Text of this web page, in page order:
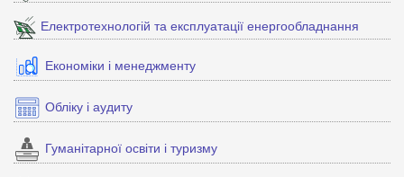
Електротехнологій та експлуатації енергообладнання
Економіки і менеджменту
Обліку і аудиту
Гуманітарної освіти і туризму